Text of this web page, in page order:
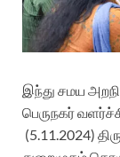
இந்து சமய
பெருநகர்
(5.11.2024)